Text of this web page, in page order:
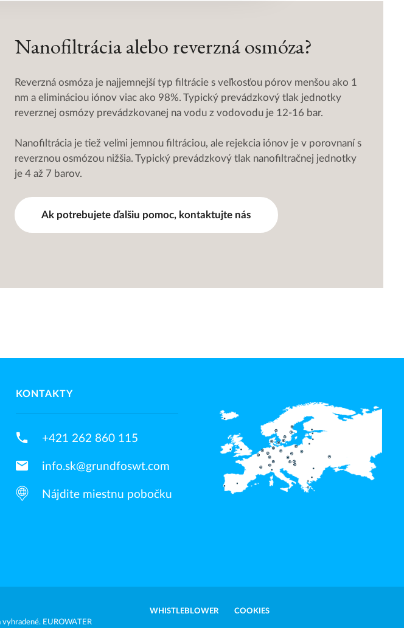
Nanofiltrácia alebo reverzná osmóza?
Reverzná osmóza je najjemnejší typ filtrácie s veľkosťou pórov menšou ako 1
nm a elimináciou iónov viac ako 98%. Typický prevádzkový tlak jednotky
reverznej osmózy prevádzkovanej na vodu z vodovodu je 12-16 bar.
Nanofiltrácia je tiež veľmi jemnou filtráciou, ale rejekcia iónov je v porovnaní s
reverznou osmózou nižšia. Typický prevádzkový tlak nanofiltračnej jednotky
je 4 až 7 barov.
Ak potrebujete ďalšiu pomoc, kontaktujte nás
KONTAKTY
phone +421 262 860 115
email info.sk@grundfoswt.com
Nájdite miestnu pobočku
EUROWATER
WHISTLEBLOWER COOKIES